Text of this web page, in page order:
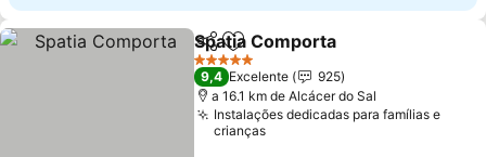
PartilharAdicionar aos favoritos
Spatia Comporta
5 Estrelas
9,4 Excelente
925
a 16.1 km de Alcácer do Sal
Instalações dedicadas para famílias e
crianças